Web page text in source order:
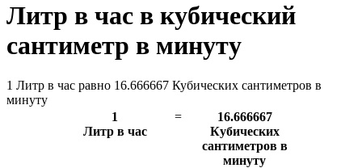
Литр в час в кубический
сантиметр в минуту
1 Литр в час равно 16.666667 Кубических сантиметров в
минуту
1
Литр в час
=
16.666667
Кубических
сантиметров в
минуту